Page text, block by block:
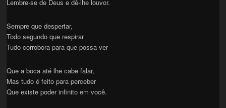
Lembre-se de Deus e dê-lhe louvor.
Sempre que despertar,
Todo segundo que respirar
Tudo corrobora para que possa ver
Que a boca até lhe cabe falar,
Mas tudo é feito para perceber
Que existe poder infinito em você.